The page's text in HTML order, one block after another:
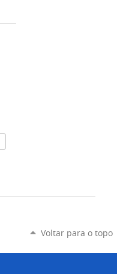
Voltar para o topo